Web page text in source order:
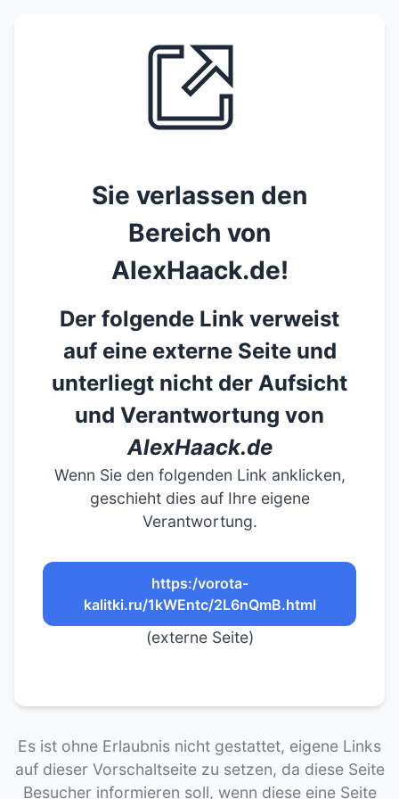
Sie verlassen den
Bereich von
AlexHaack.de!
Der folgende Link verweist
auf eine externe Seite und
unterliegt nicht der Aufsicht
und Verantwortung von
AlexHaack.de
Wenn Sie den folgenden Link anklicken,
geschieht dies auf Ihre eigene
Verantwortung.
https:/vorota-
kalitki.ru/1kWEntc/2L6nQmB.html
(externe Seite)
Es ist ohne Erlaubnis nicht gestattet, eigene Links
auf dieser Vorschaltseite zu setzen, da diese Seite
Besucher informieren soll, wenn diese eine Seite